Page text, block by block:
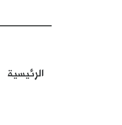
الرئيسية